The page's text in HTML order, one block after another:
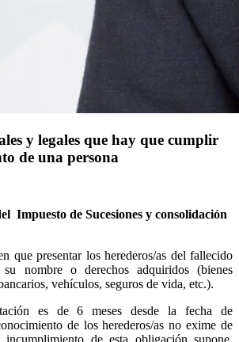
y legales que hay que cumplir
de una persona
Impuesto de Sucesiones y consolidación
que presentar los herederos/as del fallecido
nombre o derechos adquiridos (bienes
vehículos, seguros de vida, etc.).
es de 6 meses desde la fecha de
de los herederos/as no exime de